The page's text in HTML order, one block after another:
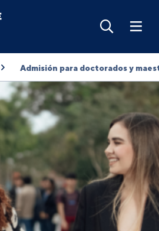
Admisión para doctorados y